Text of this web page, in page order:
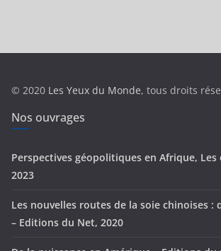
e
s
© 2020 Les Yeux du Monde, tous droits
Nos ouvrages
Perspectives géopolitiques en Afrique,
2023
Les nouvelles routes de la soie chinoises :
– Editions du Net, 2020